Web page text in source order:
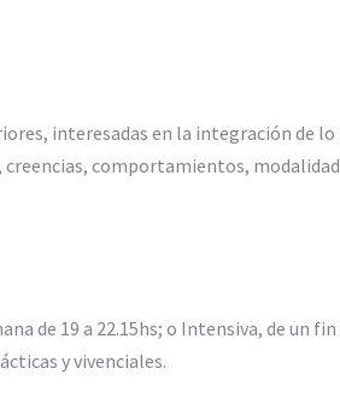
interesadas en la integración de
comportamientos,
de 19 a 22.15hs; o Intensiva, de un
y vivenciales.